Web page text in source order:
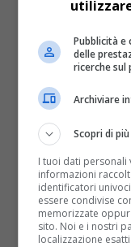
Pubblicità
delle
ricerche sul
Archiviare
Scopri di più
I tuoi dati personali
informazioni
identificatori
essere condivise
memorizzate
sito. Noi e i nostri
localizzazione esatti.